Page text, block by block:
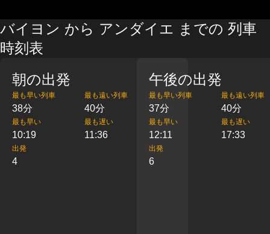
バイヨン から アンダイエ までの 列車
時刻表
朝の出発
最も早い列車
38分
最も遠い列車
40分
最も早い
10:19
最も遅い
11:36
出発
4
午後の出発
最も早い列車
37分
最も遠い列車
40分
最も早い
12:11
最も遅い
17:33
出発
6